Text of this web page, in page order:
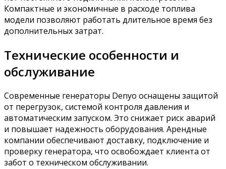
Компактные и экономичные в расходе топлива
модели позволяют работать длительное время без
дополнительных затрат.
Технические особенности и
обслуживание
Современные генераторы Denyo оснащены защитой
от перегрузок, системой контроля давления и
автоматическим запуском. Это снижает риск аварий
и повышает надежность оборудования. Арендные
компании обеспечивают доставку, подключение и
проверку генератора, что освобождает клиента от
забот о техническом обслуживании.